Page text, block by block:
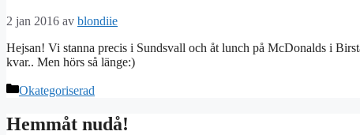
2 jan 2016 av blondiie
Hejsan! Vi stanna precis i Sundsvall och åt lunch på McDonalds i
kvar.. Men hörs så länge:)
Kategorier
Okategoriserad
Hemmåt nudå!